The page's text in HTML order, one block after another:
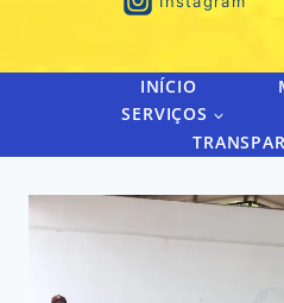
INÍCIO
SERVIÇOS